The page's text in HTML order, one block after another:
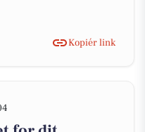
Kopiér link